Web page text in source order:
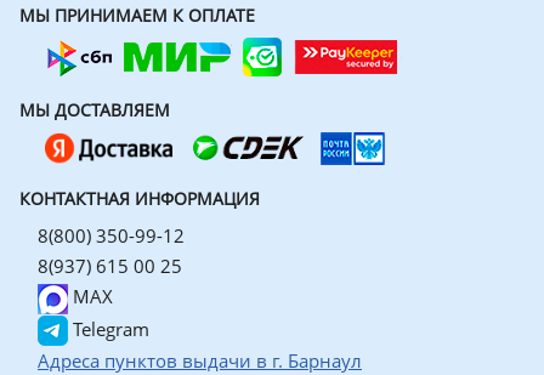
МЫ ПРИНИМАЕМ К ОПЛАТЕ
МЫ ДОСТАВЛЯЕМ
КОНТАКТНАЯ ИНФОРМАЦИЯ
8(800) 350-99-12
8(937) 615 00 25
MAX
Telegram
Адреса пунктов выдачи в г. Барнаул